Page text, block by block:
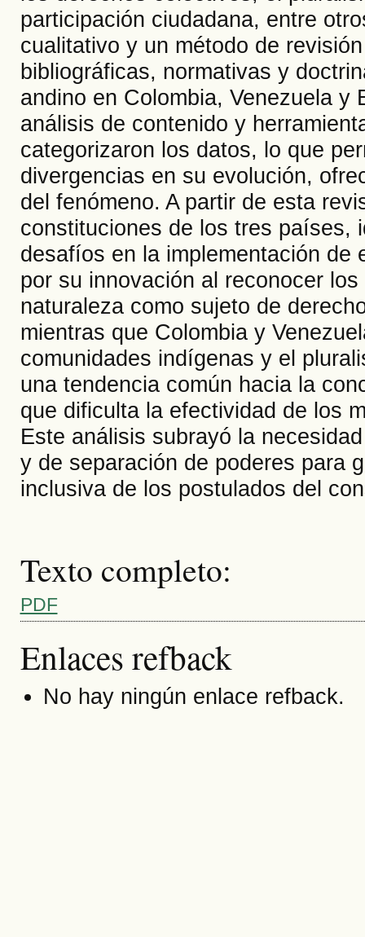
participación ciudadana, entre
cualitativo y un método de
bibliográficas, normativas y
andino en Colombia, Venezuela y
análisis de contenido y
categorizaron los datos, lo que
divergencias en su evolución,
del fenómeno. A partir de esta
constituciones de los tres países,
desafíos en la implementación de
por su innovación al reconocer
naturaleza como sujeto de
mientras que Colombia y
comunidades indígenas y el
una tendencia común hacia la
que dificulta la efectividad de los
Este análisis subrayó la
y de separación de poderes para
inclusiva de los postulados del
Texto completo:
PDF
Enlaces refback
No hay ningún enlace refback.